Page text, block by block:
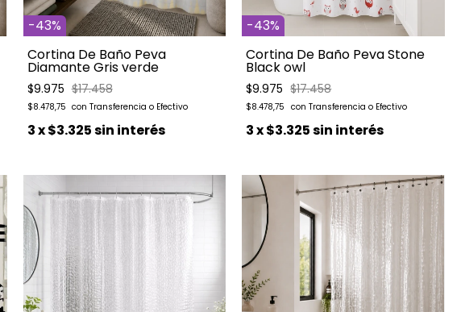
-43%
Cortina De Baño Peva
Diamante Gris verde
$9.975 $17.458
$8.478,75
3x$3.325sin interés
-43%
Cortina De Baño Peva Stone
Black owl
$9.975 $17.458
$8.478,75
3x$3.325sin interés